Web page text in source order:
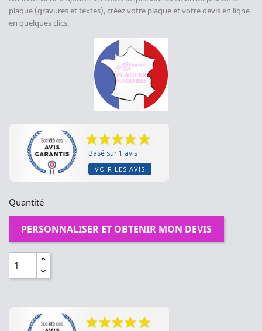
plaque (gravures et textes), créez votre plaque et votre devis en ligne
en quelques clics.
Basé sur 1 avis
VOIR LES AVIS
Quantité
PERSONNALISER ET OBTENIR MON DEVIS